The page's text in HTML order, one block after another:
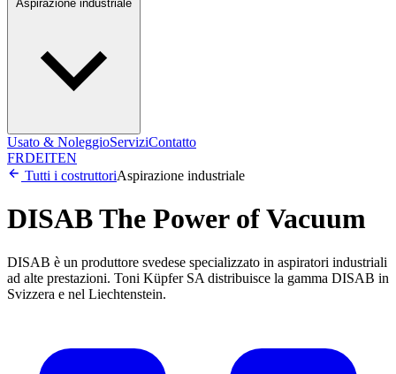
Usato & NoleggioServiziContatto
FRDEITEN
Tutti i costruttoriAspirazione industriale
DISAB The Power of Vacuum
DISAB è un produttore svedese specializzato in aspiratori industriali
ad alte prestazioni. Toni Küpfer SA distribuisce la gamma DISAB in
Svizzera e nel Liechtenstein.